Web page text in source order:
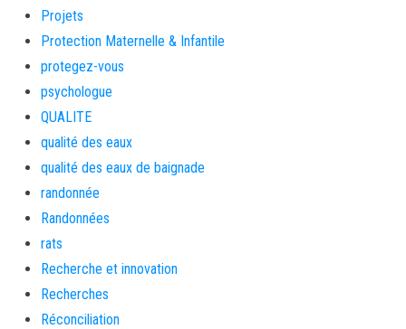
Projets
Protection Maternelle & Infantile
protegez-vous
psychologue
QUALITE
qualité des eaux
qualité des eaux de baignade
randonnée
Randonnées
rats
Recherche et innovation
Recherches
Réconciliation